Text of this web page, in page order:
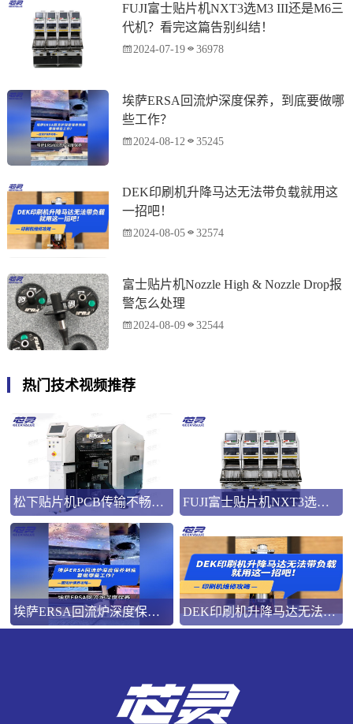
FUJI富士贴片机NXT3选M3 III还是M6三
代机？看完这篇告别纠结！
2024-07-19 36978
埃萨ERSA回流炉深度保养，到底要做哪
些工作？
2024-08-12 35245
DEK印刷机升降马达无法带负载就用这
一招吧！
2024-08-05 32574
富士贴片机Nozzle High & Nozzle Drop报
警怎么处理
2024-08-09 32544
热门技术视频推荐
松下贴片机PCB传输不畅的原因与处理方法 FUJI富士贴片机NXT3选M3 III还是M6三代机？看完这篇告别纠结！
埃萨ERSA回流炉深度保养，到底要做哪些工作？ DEK印刷机升降马达无法带负载就用这一招吧！